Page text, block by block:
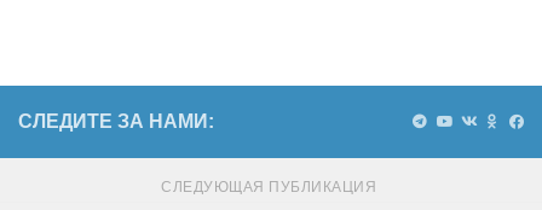
СЛЕДИТЕ ЗА НАМИ:
СЛЕДУЮЩАЯ ПУБЛИКАЦИЯ